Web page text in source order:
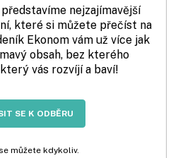
nejzajímavější
které si můžete přečíst na
Ekonom vám už více jak
obsah, bez kterého
vás rozvíjí a baví!
SE K ODBĚRU
můžete kdykoliv.